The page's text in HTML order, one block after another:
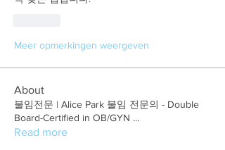
Meer opmerkingen weergeven
About
불임전문 | Alice Park 불임 전문의 - Double
Board-Certified in OB/GYN ...
Read more